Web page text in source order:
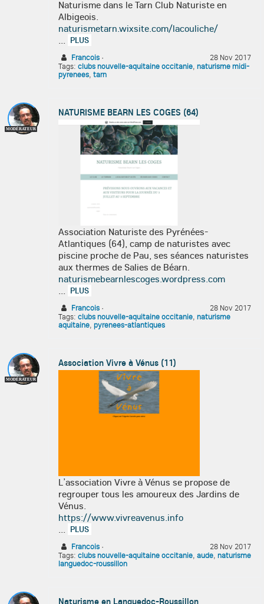
Naturisme dans le Tarn Club Naturiste en
Albigeois.
naturismetarn.wixsite.com/lacouliche/
... PLUS
Francois 28 Nov 2017
·
Tags: clubs nouvelle-aquitaine occitanie, naturisme midi-
pyrenees, tarn
MODÉRATEUR
NATURISME BEARN LES COGES (64)
Association Naturiste des Pyrénées-
Atlantiques (64), camp de naturistes avec
piscine proche de Pau, ses séances naturistes
aux thermes de Salies de Béarn.
naturismebearnlescoges.wordpress.com
... PLUS
Francois 28 Nov 2017
·
Tags: clubs nouvelle-aquitaine occitanie, naturisme
aquitaine, pyrenees-atlantiques
MODÉRATEUR
Association Vivre à Vénus (11)
L’association Vivre à Vénus se propose de
regrouper tous les amoureux des Jardins de
Vénus.
https://www.vivreavenus.info
... PLUS
Francois 28 Nov 2017
·
Tags: clubs nouvelle-aquitaine occitanie, aude, naturisme
languedoc-roussillon
Naturisme en Languedoc-Roussillon